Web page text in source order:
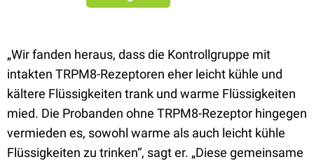
„Wir fanden heraus, dass die Kontrollgruppe mit
intakten TRPM8-Rezeptoren eher leicht kühle und
kältere Flüssigkeiten trank und warme Flüssigkeiten
mied. Die Probanden ohne TRPM8-Rezeptor hingegen
vermieden es, sowohl warme als auch leicht kühle
Flüssigkeiten zu trinken“, sagt er. „Diese gemeinsame